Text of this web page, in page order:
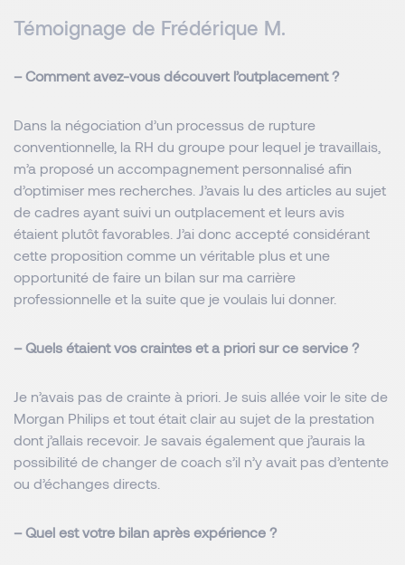
Témoignage de Frédérique M.
– Comment avez-vous découvert l’outplacement ?
Dans la négociation d’un processus de rupture
conventionnelle, la RH du groupe pour lequel je travaillais,
m’a proposé un accompagnement personnalisé afin
d’optimiser mes recherches. J’avais lu des articles au sujet
de cadres ayant suivi un outplacement et leurs avis
étaient plutôt favorables. J’ai donc accepté considérant
cette proposition comme un véritable plus et une
opportunité de faire un bilan sur ma carrière
professionnelle et la suite que je voulais lui donner.
– Quels étaient vos craintes et a priori sur ce service ?
Je n’avais pas de crainte à priori. Je suis allée voir le site de
Morgan Philips et tout était clair au sujet de la prestation
dont j’allais recevoir. Je savais également que j’aurais la
possibilité de changer de coach s’il n’y avait pas d’entente
ou d’échanges directs.
– Quel est votre bilan après expérience ?